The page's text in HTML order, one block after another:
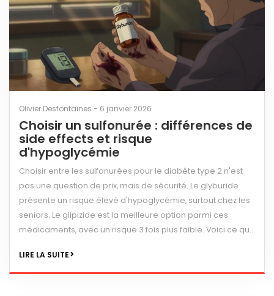
Olivier Desfontaines - 6 janvier 2026
Choisir un sulfonurée : différences de
side effects et risque
d'hypoglycémie
Choisir entre les sulfonurées pour le diabète type 2 n'est
pas une question de prix, mais de sécurité. Le glyburide
présente un risque élevé d'hypoglycémie, surtout chez les
seniors. Le glipizide est la meilleure option parmi ces
médicaments, avec un risque 3 fois plus faible. Voici ce qu'il
LIRE LA SUITE